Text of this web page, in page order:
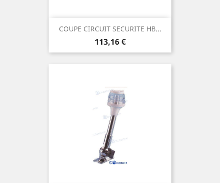
COUPE CIRCUIT SECURITE HB...
Prix
113,16 €